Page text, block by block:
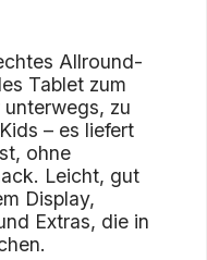
Allround-
Tablet zum
zu
– es liefert
ohne
Leicht, gut
Display,
Extras, die in